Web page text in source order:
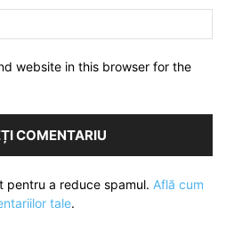
website in this browser for the
pentru a reduce spamul. Află cum
tale.